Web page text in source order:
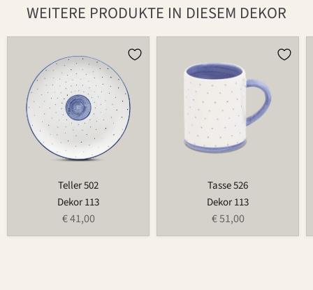
WEITERE PRODUKTE IN DIESEM DEKOR
Teller 502
Dekor 113
€ 41,00
Tasse 526
Dekor 113
€ 51,00